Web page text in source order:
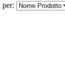
per: